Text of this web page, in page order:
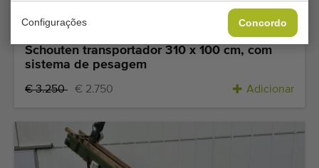
Configurações Concordo
Preço extra competitivo
Schouten transportador 310 x 100 cm, com
sistema de pesagem
€ 3.250 € 2.750 Adicionar